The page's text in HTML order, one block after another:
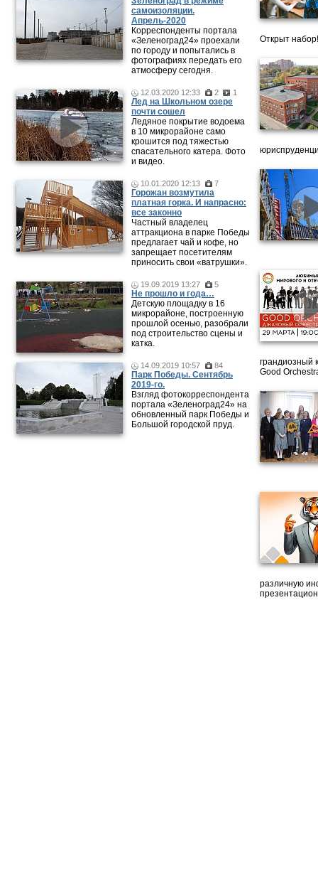
самоизоляции.
Апрель-2020
Корреспонденты портала
«Зеленоград24» проехали
по городу и попытались в
фотографиях передать его
атмосферу сегодня.
12.03.2020 12:33 2 1
Лед на Школьном озере
почти сошел
Ледяное покрытие водоема
в 10 микрорайоне само
крошится под тяжестью
спасательного катера. Фото
и видео.
10.01.2020 12:13 7
Горожан возмутила
платная горка. И напрасно:
все законно
Частный владелец
аттракциона в парке Победы
предлагает чай и кофе, но
запрещает посетителям
приносить свои «ватрушки».
19.09.2019 13:27 5
Не прошло и года…
Детскую площадку в 16
микрорайоне, построенную
прошлой осенью, разобрали
под строительство сцены и
катка.
14.09.2019 10:57 84
Парк Победы. Сентябрь
2019-го.
Взгляд фотокорреспондента
портала «Зеленоград24» на
обновленный парк Победы и
Большой городской пруд.
Открыт набор!
грандиозный
Good
различную